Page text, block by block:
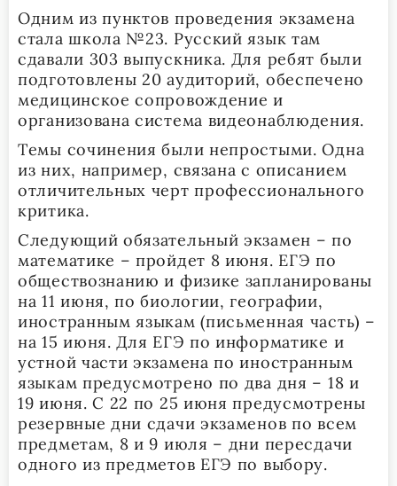
Одним из пунктов проведения экзамена
стала школа №23. Русский язык там
сдавали 303 выпускника. Для ребят были
подготовлены 20 аудиторий, обеспечено
медицинское сопровождение и
организована система видеонаблюдения.
Темы сочинения были непростыми. Одна
из них, например, связана с описанием
отличительных черт профессионального
критика.
Следующий обязательный экзамен – по
математике – пройдет 8 июня. ЕГЭ по
обществознанию и физике запланированы
на 11 июня, по биологии, географии,
иностранным языкам (письменная часть) –
на 15 июня. Для ЕГЭ по информатике и
устной части экзамена по иностранным
языкам предусмотрено по два дня – 18 и
19 июня. С 22 по 25 июня предусмотрены
резервные дни сдачи экзаменов по всем
предметам, 8 и 9 июля – дни пересдачи
одного из предметов ЕГЭ по выбору.